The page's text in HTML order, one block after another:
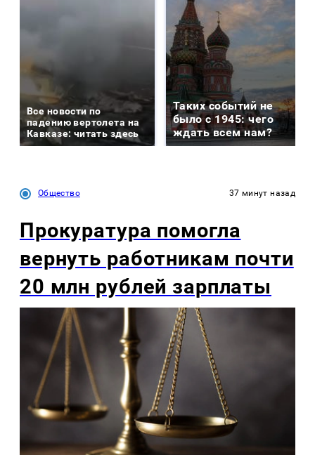
Все новости по
падению вертолета на
Кавказе: читать здесь
Таких событий не
было с 1945: чего
ждать всем нам?
Общество 37 минут назад
Прокуратура помогла
вернуть работникам почти
20 млн рублей зарплаты